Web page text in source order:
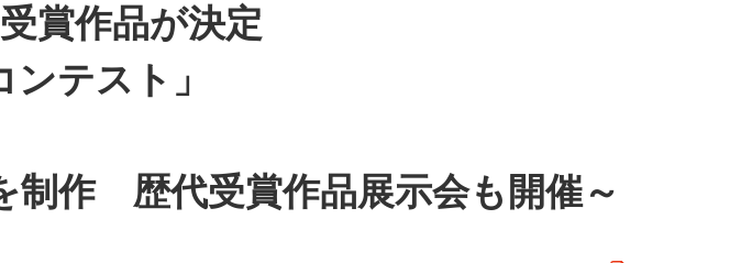
オンライン診療
料金シミュレーション
防犯カメラ
パーソナルID 料金・支払い
引越し・建替え
訪問・窓口
契約関連
休止・解約
賞作品が決定
テスト」
制作 歴代受賞作品展示会も開催～